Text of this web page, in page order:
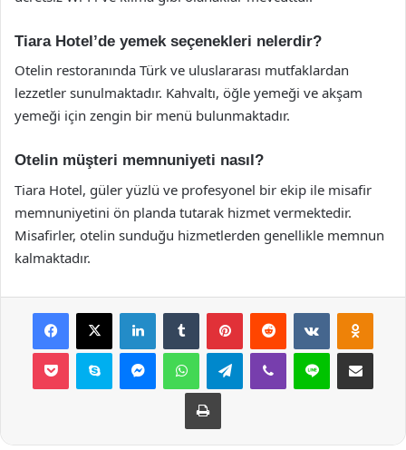
Tiara Hotel’de yemek seçenekleri nelerdir?
Otelin restoranında Türk ve uluslararası mutfaklardan
lezzetler sunulmaktadır. Kahvaltı, öğle yemeği ve akşam
yemeği için zengin bir menü bulunmaktadır.
Otelin müşteri memnuniyeti nasıl?
Tiara Hotel, güler yüzlü ve profesyonel bir ekip ile misafir
memnuniyetini ön planda tutarak hizmet vermektedir.
Misafirler, otelin sunduğu hizmetlerden genellikle memnun
kalmaktadır.
Facebook
X LinkedInTumblr PinterestReddit VKontakte
Pocket Skype MessengerWhatsAppTelegramViber Line E-Posta ile
Yazdır